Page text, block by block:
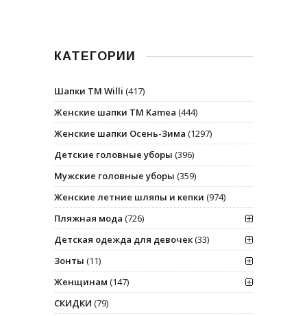
КАТЕГОРИИ
Шапки ТМ Willi (417)
Женские шапки ТМ Kamea (444)
Женские шапки Осень-Зима (1297)
Детские головные уборы (396)
Мужские головные уборы (359)
Женские летние шляпы и кепки (974)
Пляжная мода (726)
Детская одежда для девочек(33)
Зонты (11)
Женщинам (147)
СКИДКИ (79)